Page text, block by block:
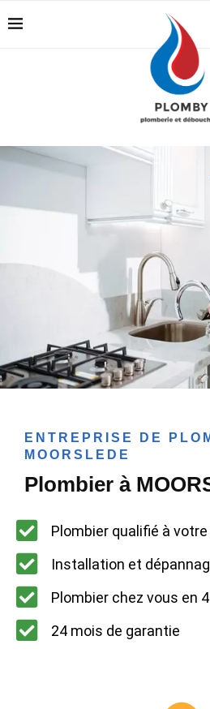
ENTREPRISE DE
MOORSLEDE
Plombier à
Plombier qualifié à
Installation et
Plombier chez vous en
24 mois de garantie